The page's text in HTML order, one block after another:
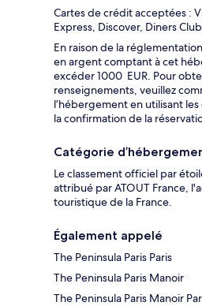
Cartes de crédit acceptées :
Express, Discover, Diners
En raison de la
en argent comptant à cet
excéder 1000 EUR. Pour
renseignements, veuillez
l’hébergement en utilisant
la confirmation de la
Catégorie
Le classement officiel par
attribué par ATOUT France,
touristique de la France.
Également appelé
The Peninsula Paris Paris
The Peninsula Paris Manoir
The Peninsula Paris Manoir